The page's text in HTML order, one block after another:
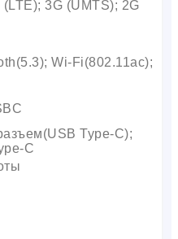
(LTE); 3G (UMTS); 2G
Wi-Fi(802.11ac);
Type-C);
C